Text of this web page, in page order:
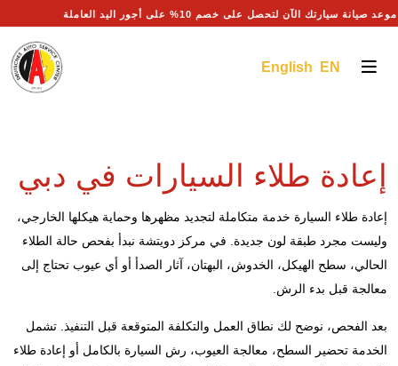
احجز موعد صيانة سيارتك الآن لتحصل على خصم 10% على أجور اليد العاملة
English EN
إعادة طلاء السيارات في دبي
إعادة طلاء السيارة خدمة متكاملة لتجديد مظهرها وحماية هيكلها الخارجي،
وليست مجرد طبقة لون جديدة. في مركز دويتشة نبدأ بفحص حالة الطلاء
الحالي، سطح الهيكل، الخدوش، البهتان، آثار الصدأ أو أي عيوب تحتاج إلى
معالجة قبل بدء الرش.
بعد الفحص، نوضح لك نطاق العمل والتكلفة المتوقعة قبل التنفيذ. تشمل
الخدمة تحضير السطح، معالجة العيوب، رش السيارة بالكامل أو إعادة طلاء